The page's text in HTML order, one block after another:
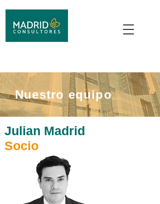
Nuestro equipo
Julian Madrid
Socio